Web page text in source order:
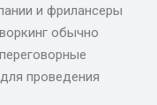
и фрилансеры
обычно
проведения